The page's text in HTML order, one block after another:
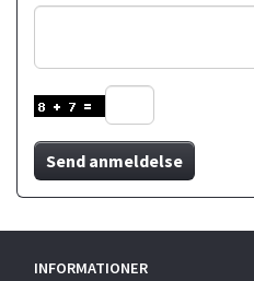
Send anmeldelse
INFORMATIONER